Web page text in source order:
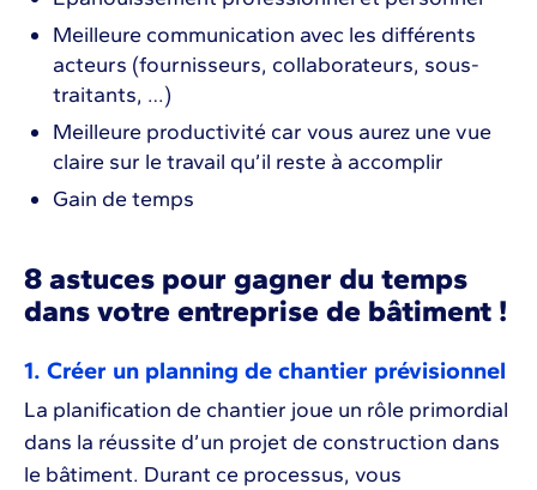
Meilleure communication avec les différents
acteurs (fournisseurs, collaborateurs, sous-
traitants, …)
Meilleure productivité car vous aurez une vue
claire sur le travail qu’il reste à accomplir
Gain de temps
8 astuces pour gagner du temps
dans votre entreprise de bâtiment !
1. Créer un planning de chantier prévisionnel
La planification de chantier joue un rôle primordial
dans la réussite d’un projet de construction dans
le bâtiment. Durant ce processus, vous